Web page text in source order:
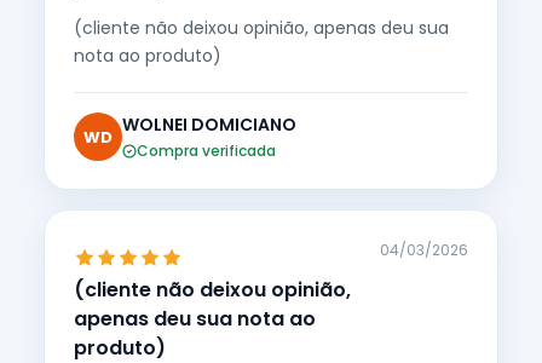
(cliente não deixou opinião, apenas deu sua
nota ao produto)
WD
WOLNEI DOMICIANO
Compra verificada
(cliente não deixou opinião,
apenas deu sua nota ao
produto)
04/03/2026